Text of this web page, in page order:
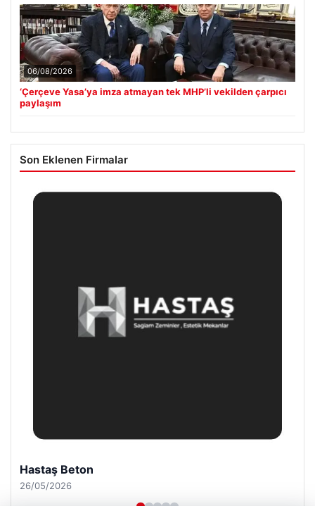
06/08/2026
‘Çerçeve Yasa’ya imza atmayan tek MHP’li vekilden çarpıcı
paylaşım
Son Eklenen Firmalar
Prenses Night Club
29/04/2026